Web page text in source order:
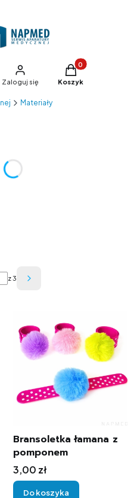
Zaloguj się
Produkty w
Koszyk
Materiały
z 3
Następne produkty
Bransoletka łamana z
pomponem
Cena
3,00 zł
Do koszyka